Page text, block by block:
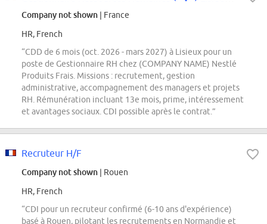
Company not shown | France
HR, French
“CDD de 6 mois (oct. 2026 - mars 2027) à Lisieux pour un
poste de Gestionnaire RH chez (COMPANY NAME) Nestlé
Produits Frais. Missions : recrutement, gestion
administrative, accompagnement des managers et projets
RH. Rémunération incluant 13e mois, prime, intéressement
et avantages sociaux. CDI possible après le contrat.”
Recruteur H/F
Company not shown | Rouen
HR, French
“CDI pour un recruteur confirmé (6-10 ans d'expérience)
basé à Rouen, pilotant les recrutements en Normandie et